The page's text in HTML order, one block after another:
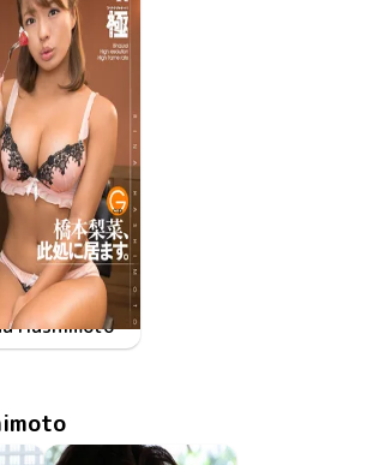
Hashimoto
橋本梨菜、此処に居ます。
008
15 2019